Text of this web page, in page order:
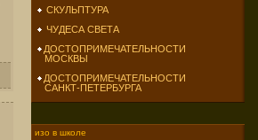
СКУЛЬПТУРА
ЧУДЕСА СВЕТА
ДОСТОПРИМЕЧАТЕЛЬНОСТИ
МОСКВЫ
ДОСТОПРИМЕЧАТЕЛЬНОСТИ
САНКТ-ПЕТЕРБУРГА
изо в школе